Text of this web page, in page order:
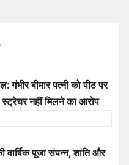
बीमार पत्नी को पीठ पर
नहीं मिलने का आरोप
वार्षिक पूजा संपन्न, शांति और